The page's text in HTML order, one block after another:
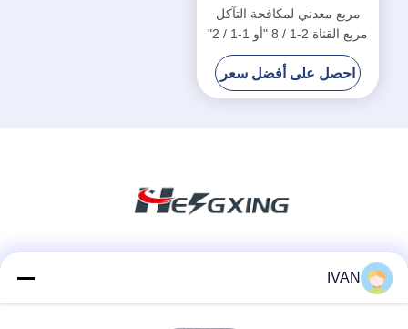
مربع معدني لمكافحة التآكل
مربع القناة 2-1 / 8 "أو 1-1 / 2"
مقاومة الغبار العمق
احصل على أفضل سعر
IVAN